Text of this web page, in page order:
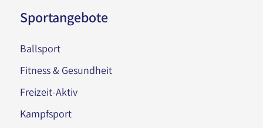
Sportangebote
Ballsport
Fitness & Gesundheit
Freizeit-Aktiv
Kampfsport